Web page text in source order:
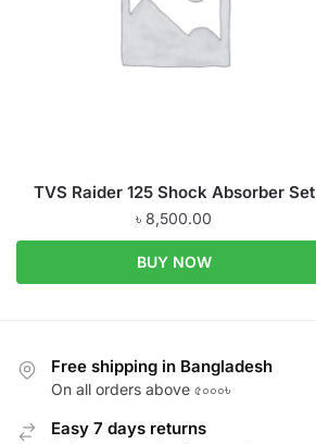
TVS Raider 125 Shock Absorber Set
৳ 8,500.00
BUY NOW
Free shipping in Bangladesh
On all orders above ৫০০০৳
Easy 7 days returns